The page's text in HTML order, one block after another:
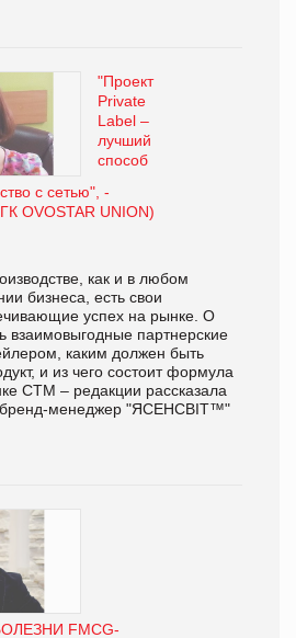
"Проект
Private
Label –
лучший
способ
с сетью", -
OVOSTAR UNION)
как и в любом
бизнеса, есть свои
успех на рынке. О
взаимовыгодные партнерские
каким должен быть
и из чего состоит формула
СТМ – редакции рассказала
менеджер "ЯСЕНСВІТ™"
FMCG-